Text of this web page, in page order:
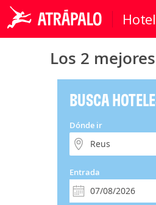
Los 2
BUSCA
Dónde ir
Entrada